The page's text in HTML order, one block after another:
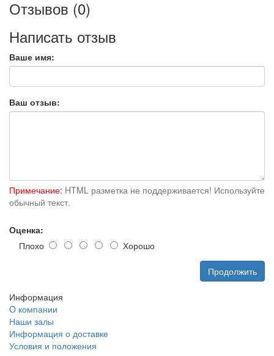
Отзывов (0)
Написать отзыв
Ваше имя:
Ваш отзыв:
Примечание: HTML разметка не поддерживается! Используйте
обычный текст.
Оценка:
Плохо
Хорошо
Продолжить
Информация
O компании
Наши залы
Информация о доставке
Условия и положения